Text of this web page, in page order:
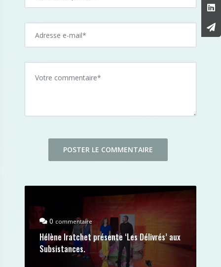
0 commentaire
Hélène Iratchet présente ‘Les Délivrés’ aux
Subsistances.